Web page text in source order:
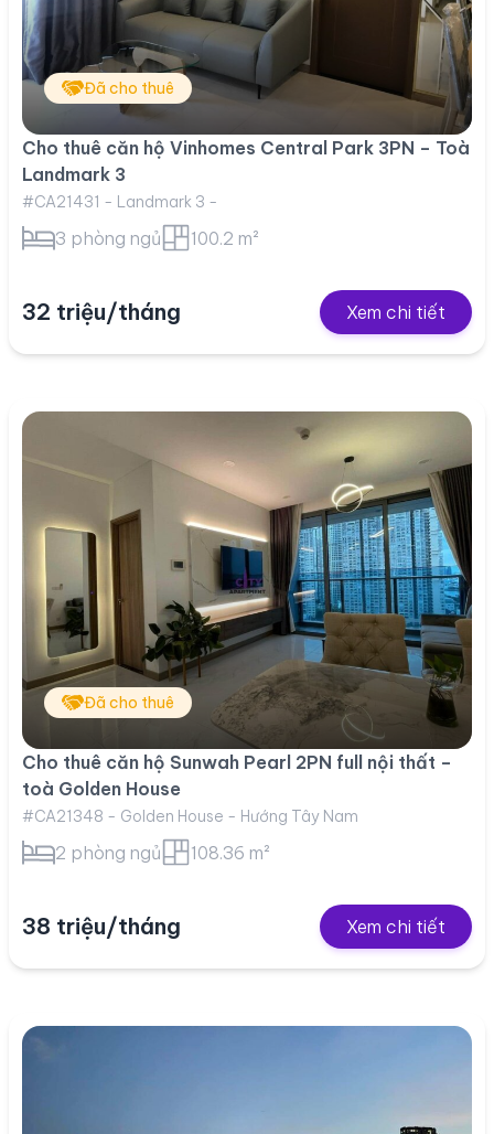
Đã cho thuê
Cho thuê căn hộ Vinhomes Central Park 3PN – Toà
Landmark 3
#CA21431 - Landmark 3 -
3 phòng ngủ 100.2 m²
32 triệu/tháng Xem chi tiết
Đã cho thuê
Cho thuê căn hộ Sunwah Pearl 2PN full nội thất –
toà Golden House
#CA21348 - Golden House - Hướng Tây Nam
2 phòng ngủ 108.36 m²
38 triệu/tháng Xem chi tiết